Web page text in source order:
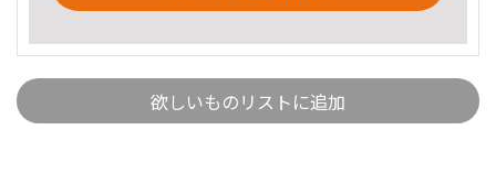
欲しいものリストに追加